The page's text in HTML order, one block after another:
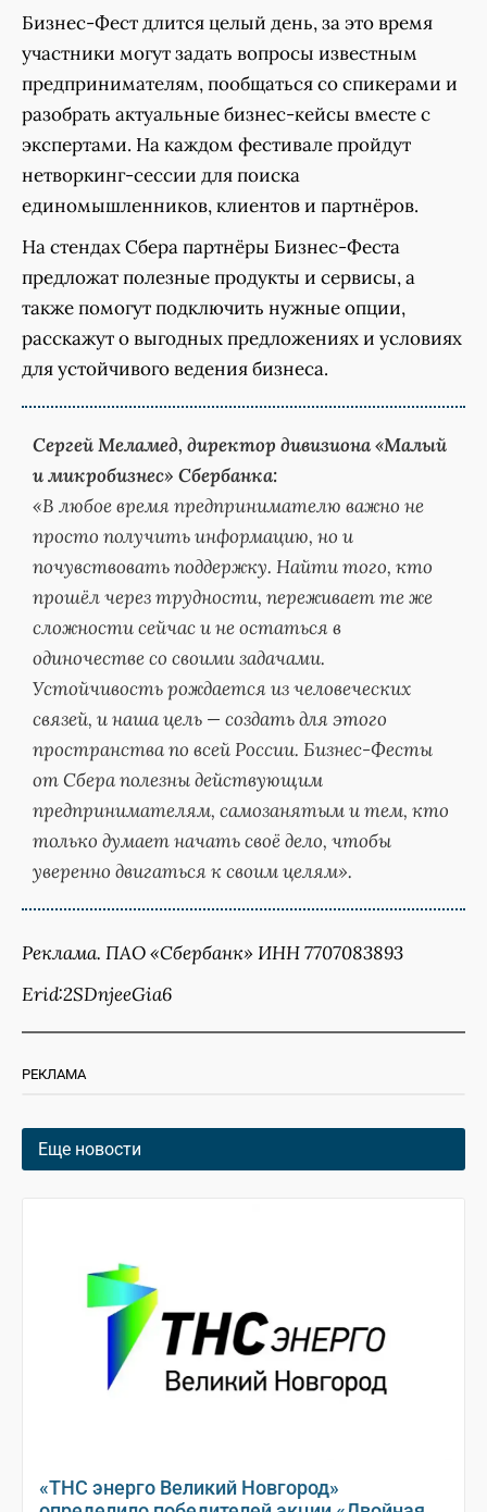
Бизнес-Фест длится целый день, за это время
участники могут задать вопросы известным
предпринимателям, пообщаться со спикерами и
разобрать актуальные бизнес-кейсы вместе с
экспертами. На каждом фестивале пройдут
нетворкинг-сессии для поиска
единомышленников, клиентов и партнёров.
На стендах Сбера партнёры Бизнес-Феста
предложат полезные продукты и сервисы, а
также помогут подключить нужные опции,
расскажут о выгодных предложениях и условиях
для устойчивого ведения бизнеса.
Сергей Меламед, директор дивизиона «Малый
и микробизнес» Сбербанка:
«В любое время предпринимателю важно не
просто получить информацию, но и
почувствовать поддержку. Найти того, кто
прошёл через трудности, переживает те же
сложности сейчас и не остаться в
одиночестве со своими задачами.
Устойчивость рождается из человеческих
связей, и наша цель — создать для этого
пространства по всей России. Бизнес-Фесты
от Сбера полезны действующим
предпринимателям, самозанятым и тем, кто
только думает начать своё дело, чтобы
уверенно двигаться к своим целям».
Реклама. ПАО «Сбербанк» ИНН 7707083893
Erid:2SDnjeeGia6
РЕКЛАМА
Еще новости
«ТНС энерго Великий Новгород»